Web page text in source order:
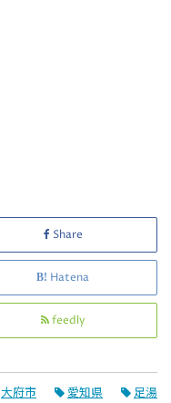
Share
Hatena
feedly
大府市 愛知県 足湯